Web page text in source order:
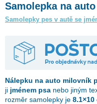
Samolepka na
Samolepky pes v autě se
Nálepku na auto milovník
ji jménem psa nebo jiným
rozměr samolepky je 8.1×10